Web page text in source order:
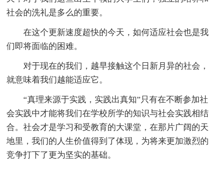
社会的洗礼是多么的重要。
在这个更新速度超快的今天，如何适应社会也是我
们即将面临的困难。
对于现在的我们，越早接触这个日新月异的社会，
就意味着我们越能适应它。
“真理来源于实践，实践出真知”只有在不断参加社
会实践中才能将我们在学校所学的知识与社会实践相结
合。社会才是学习和受教育的大课堂，在那片广阔的天
地里，我们的人生价值得到了体现，为将来更加激烈的
竞争打下了更为坚实的基础。